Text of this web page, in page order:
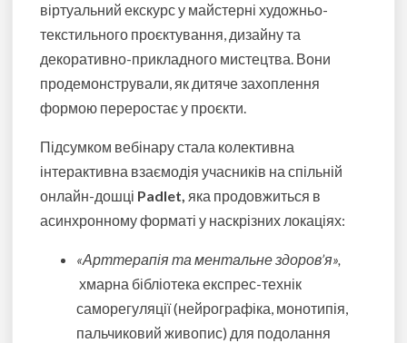
віртуальний екскурс у майстерні художньо-
текстильного проєктування, дизайну та
декоративно-прикладного мистецтва. Вони
продемонстрували, як дитяче захоплення
формою переростає у проєкти.
Підсумком вебінару стала колективна
інтерактивна взаємодія учасників на спільній
онлайн-дошці Padlet, яка продовжиться в
асинхронному форматі у наскрізних локаціях:
«Арттерапія та ментальне здоров’я»,
хмарна бібліотека експрес-технік
саморегуляції (нейрографіка, монотипія,
пальчиковий живопис) для подолання